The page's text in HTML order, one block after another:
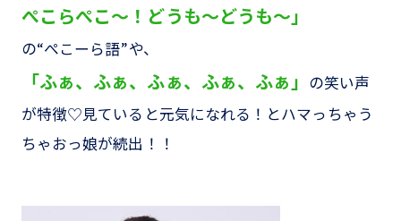
ぺこらぺこ～！どうも〜どうも〜」
の“ぺこーら語”や、
「ふぁ、ふぁ、ふぁ、ふぁ、ふぁ」 の笑い声
が特徴♡見ていると元気になれる！とハマっちゃう
ちゃおっ娘が続出！！